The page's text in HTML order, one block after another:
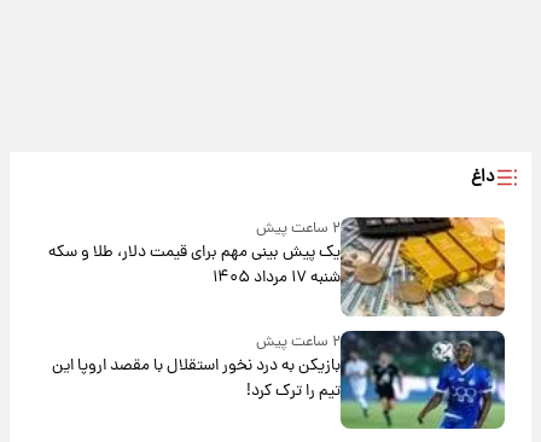
داغ
۲ ساعت پیش
یک پیش ‌بینی مهم برای قیمت دلار، طلا و سکه
شنبه ۱۷ مرداد ۱۴۰۵
۲ ساعت پیش
بازیکن به درد نخور استقلال با مقصد اروپا این
تیم را ترک کرد!